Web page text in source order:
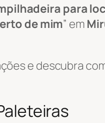
para
de mim” em
e descubra